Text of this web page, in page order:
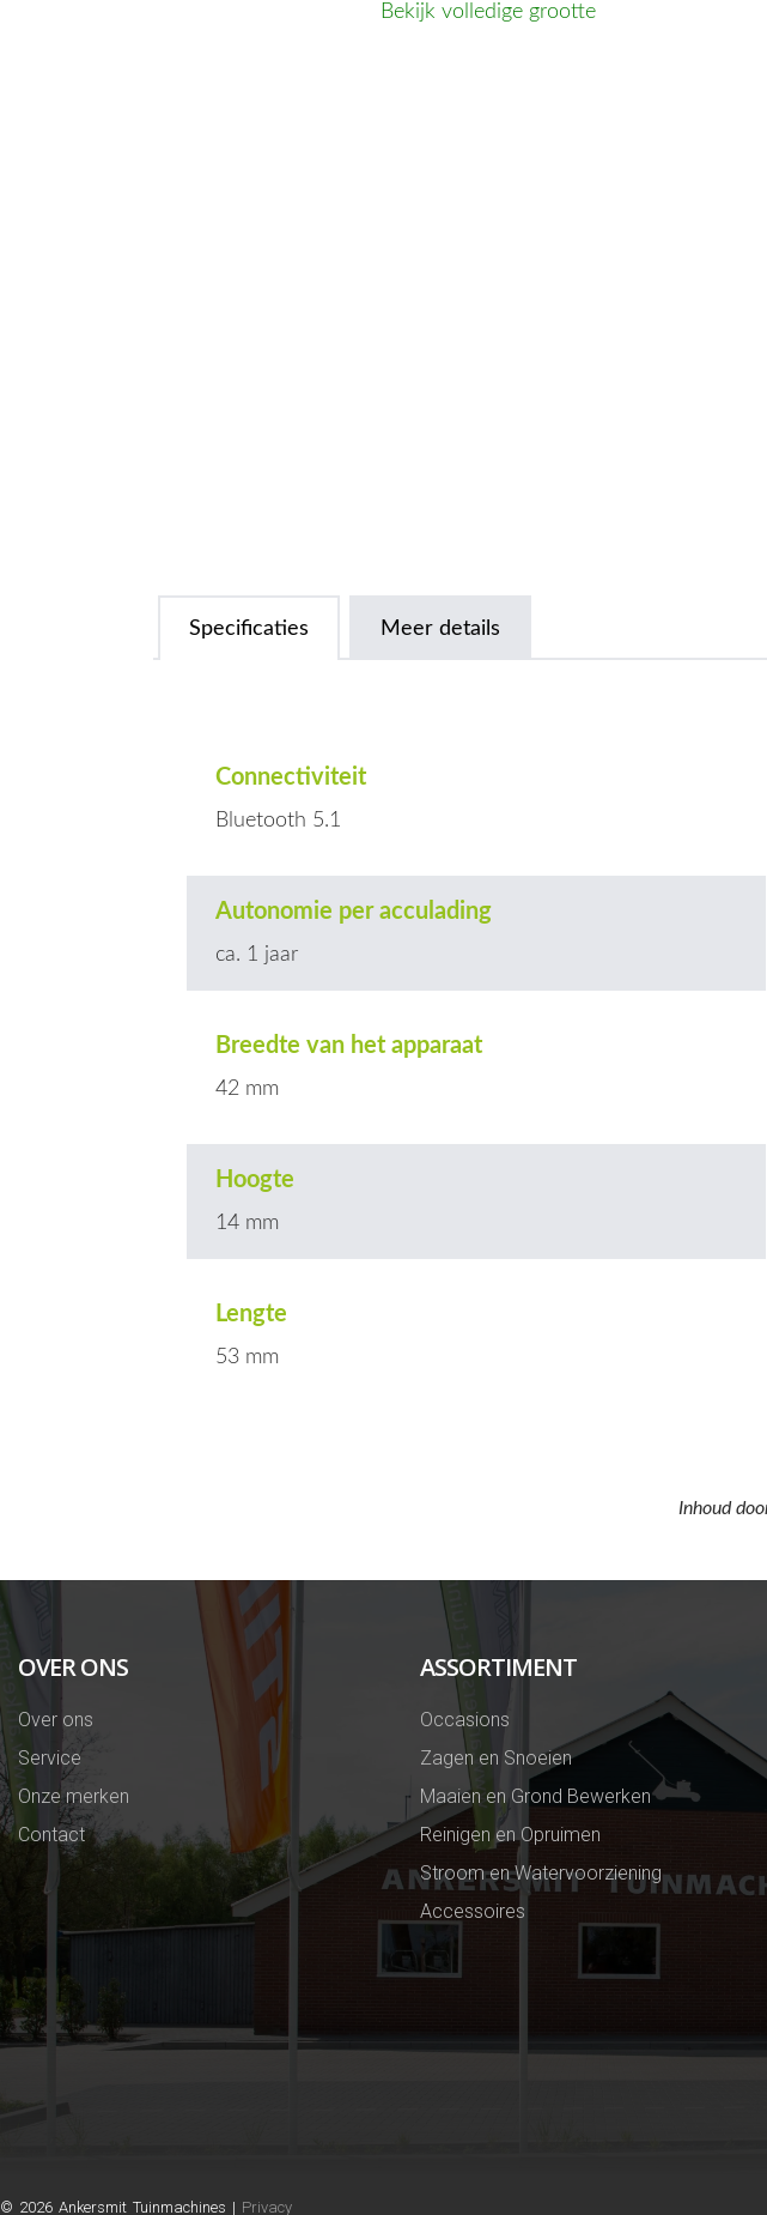
Bekijk volledige grootte
Specificaties Meer details
Connectiviteit
Bluetooth 5.1
Autonomie per acculading
ca. 1 jaar
Breedte van het apparaat
42 mm
Hoogte
14 mm
Lengte
53 mm
Inhoud
OVER ONS
Over ons
Service
Onze merken
Contact
ASSORTIMENT
Occasions
Zagen en Snoeien
Maaien en Grond Bewerken
Reinigen en Opruimen
Stroom en Watervoorziening
Accessoires
© 2026 Ankersmit Tuinmachines | Privacy